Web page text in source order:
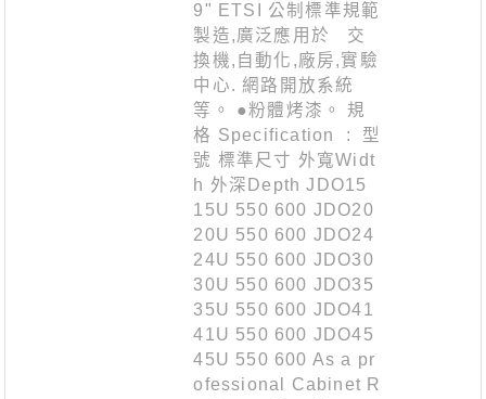
9" ETSI 公制標準規範
製造,廣泛應用於 交
換機,自動化,廠房,實驗
中心. 網路開放系統
等。 ●粉體烤漆。 規
格 Specification : 型
號 標準尺寸 外寬Widt
h 外深Depth JDO15
15U 550 600 JDO20
20U 550 600 JDO24
24U 550 600 JDO30
30U 550 600 JDO35
35U 550 600 JDO41
41U 550 600 JDO45
45U 550 600 As a pr
ofessional Cabinet R